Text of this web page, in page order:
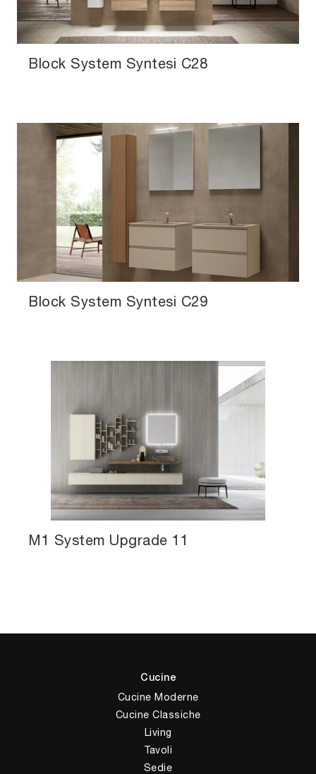
Block System Syntesi C28
Block System Syntesi C29
M1 System Upgrade 11
Cucine
Cucine Moderne
Cucine Classiche
Living
Tavoli
Sedie